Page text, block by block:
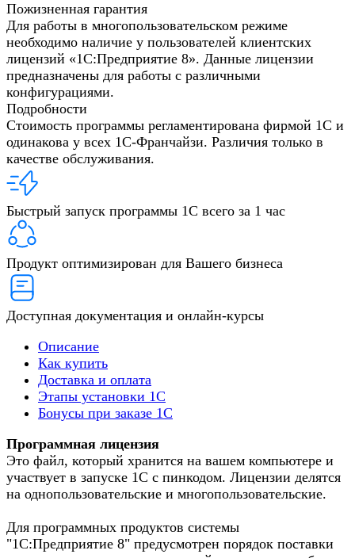
Пожизненная гарантия
Для работы в многопользовательском режиме
необходимо наличие у пользователей клиентских
лицензий «1С:Предприятие 8». Данные лицензии
предназначены для работы с различными
конфигурациями.
Подробности
Стоимость программы регламентирована фирмой 1С и
одинакова у всех 1С-Франчайзи. Различия только в
качестве обслуживания.
Быстрый запуск программы 1С всего за 1 час
Продукт оптимизирован для Вашего бизнеса
Доступная документация и онлайн-курсы
Описание
Как купить
Доставка и оплата
Этапы установки 1С
Бонусы при заказе 1С
Программная лицензия
Это файл, который хранится на вашем компьютере и
участвует в запуске 1С с пинкодом. Лицензии делятся
на однопользовательские и многопользовательские.
Для программных продуктов системы
"1С:Предприятие 8" предусмотрен порядок поставки